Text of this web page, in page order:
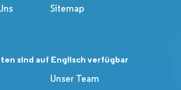
Sitemap
sind auf Englisch verfügbar
Unser Team